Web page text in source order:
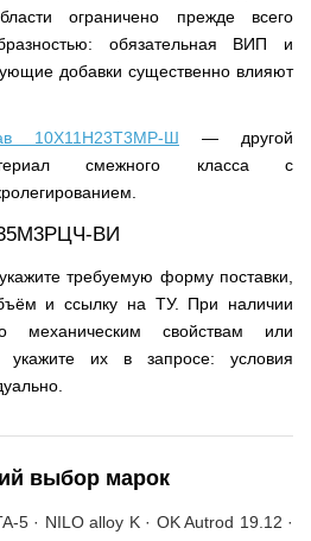
ограничено прежде всего
обязательная ВИП и
добавки существенно влияют
10Х11Н23Т3МР-Ш — другой
смежного класса с
ВИ
требуемую форму поставки,
и ссылку на ТУ. При наличии
механическим свойствам или
их в запросе: условия
выбор марок
5 · NILO alloy K · OK Autrod 19.12 ·